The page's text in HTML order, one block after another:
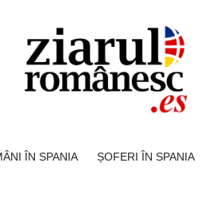
ÎN SPANIA ȘOFERI ÎN SPANIA